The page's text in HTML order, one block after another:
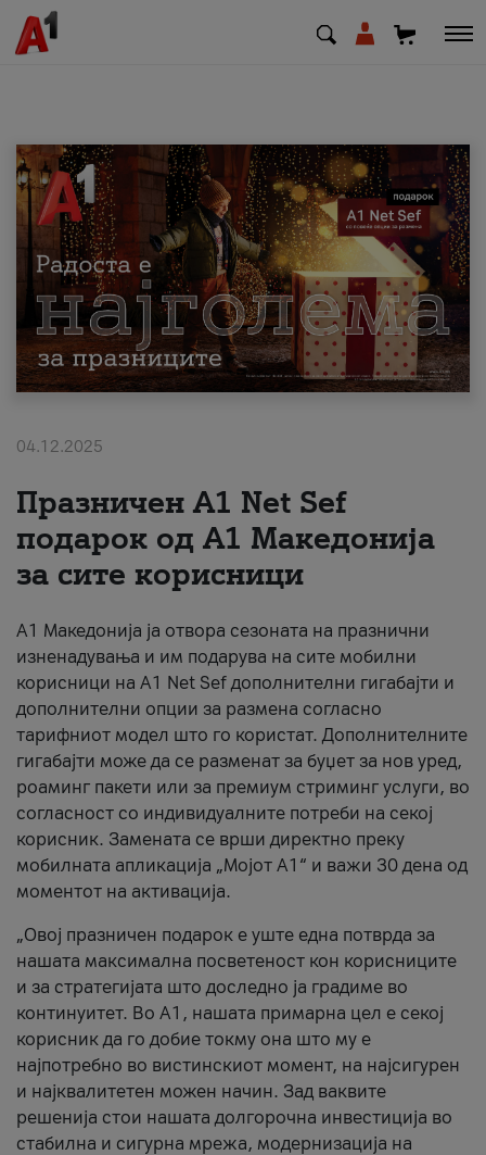
МК EN SQ
Приватни Деловни
Поддршка
Надополни кредит
За нас
#ПодобарОнлајн
04.12.2025
Празничен A1 Net Sеf
подарок од А1 Македонија
за сите корисници
А1 Македонија ја отвора сезоната на празнични
изненадувања и им подарува на сите мобилни
корисници на A1 Net Sef дополнителни гигабајти и
дополнителни опции за размена согласно
тарифниот модел што го користат. Дополнителните
гигабајти може да се разменат за буџет за нов уред,
роаминг пакети или за премиум стриминг услуги, во
согласност со индивидуалните потреби на секој
корисник. Замената се врши директно преку
мобилната апликација „Мојот А1“ и важи 30 дена од
моментот на активација.
„Овој празничен подарок е уште една потврда за
нашата максимална посветеност кон корисниците
и за стратегијата што доследно ја градиме во
континуитет. Во А1, нашата примарна цел е секој
корисник да го добие токму она што му е
најпотребно во вистинскиот момент, на најсигурен
и најквалитетен можен начин. Зад ваквите
решенија стои нашата долгорочна инвестиција во
стабилна и сигурна мрежа, модернизација на